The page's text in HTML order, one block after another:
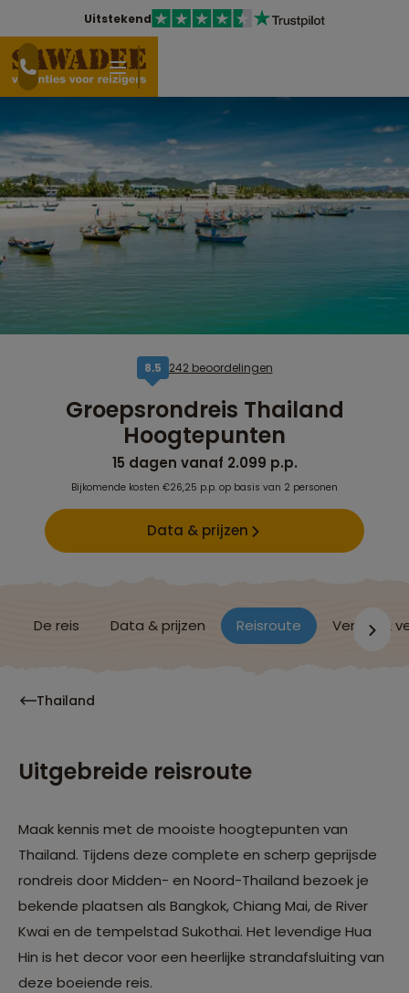
Uitstekend
8,5 242 beoordelingen
Groepsrondreis Thailand
Hoogtepunten
15 dagen vanaf 2.099 p.p.
Bijkomende kosten €26,25 p.p. op basis van 2 personen
Data & prijzen
De reis Data & prijzen Reisroute Verblijf &
Thailand
Uitgebreide reisroute
Maak kennis met de mooiste hoogtepunten van
Thailand. Tijdens deze complete en scherp geprijsde
rondreis door Midden- en Noord-Thailand bezoek je
bekende plaatsen als Bangkok, Chiang Mai, de River
Kwai en de tempelstad Sukothai. Het levendige Hua
Hin is het decor voor een heerlijke strandafsluiting van
deze boeiende reis.